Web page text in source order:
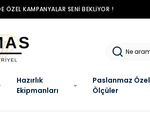
ÖZEL KAMPANYALAR SENI BEKLIYOR !
Hazırlık
Ekipmanları
Paslanmaz Özel
Ölçüler